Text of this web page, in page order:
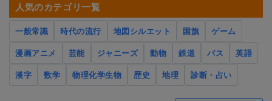
人気のカテゴリ一覧
一般常識 時代の流行 地図シルエット 国旗
ゲーム
漫画アニメ
芸能 ジャニーズ 動物 鉄道 バス
英語
漢字
数学 物理化学生物 歴史 地理 診断・占い